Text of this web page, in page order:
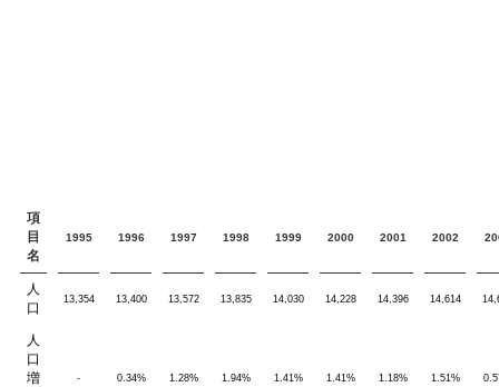
項
目
名
1995 1996 1997 1998 1999 2000 2001 2002
人
口
13,354 13,400 13,572 13,835 14,030 14,228 14,396 14,614
人
口
増
- 0.34% 1.28% 1.94% 1.41% 1.41% 1.18% 1.51%